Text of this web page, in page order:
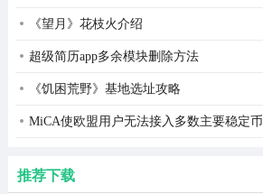
《望月》花枝火介绍
超级简历app多余模块删除方法
《饥困荒野》基地选址攻略
MiCA使欧盟用户无法接入多数主要稳定币
推荐下载